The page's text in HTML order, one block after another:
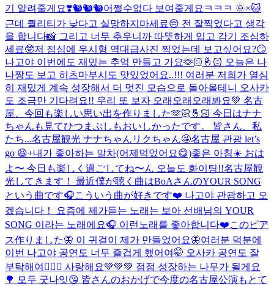
기 알려줄게요❣️🐿️🐿️🐿️어쩔수없다 보여줄게요ㅋㅋㅋ 🌞×🐱
근데 퀄리티가 낮다고 실망하지마세료😔 전 잘찍었다고 생각
을 합니다📸 그리고 너무 추우니까 따뜻하게 입고 감기 조심하
세료🤓저 점심에 우시형 역대급사진 찍었는데 보고싶어요?😏
나고야 이번에도 재밌는 추억 만들고 가요🫶🏻🤞🏻 오늘은 나
나짱도 보고 히츠마부시도 맛있었어요..!!! 여러분 저희가 열심
히 재밌게 계속 성장해서 더 멋진 모습으로 돌아올테니 오사카
도 조금만 기다려요!! 우리 또 보자 오래오래오래봐요💚 名古
屋、今回も楽しい思い出を作りました🫶🏻🤞🏻 今日はナナ
ちゃんも見てひつまぶしもおいしかったです。 皆さん、私
たち...名古屋観光 ナナちゃんリクちゃん🤩名古屋 관광 let’s
go 😆+내가 좋아하는 말차(어제먹었어요😋)좋은 아침☀️ おは
よ〜 今日も楽しく過ごしてね〜ん 오늘도 화이팅!!名古屋観
光してきます！ 最近僕が聴く曲はBoAさんのYOUR SONG
という曲です🎧こういう曲が好きです❤️ 나고야 관광하고 오
겠습니다！ 요즘에 제가듣는 노래는 보아 선배님의 YOUR
SONG 이라는 노래에요🎧 이런노래를 좋아합니다❤️このピア
ス作りました🦋 이 귀걸이 제가 만들었어요🦋여러분 덕분에
이번 나고야 공연도 너무 즐겁게 했어여🤭 오사카 공연도 잘
부탁해여🙇🏻‍♂️ 사랑해요💚💚💚 점점 성장하는 나무가 될게요
🌳 모두 굿나잇😘 皆さんのおかげで今度の名古屋公演もとて